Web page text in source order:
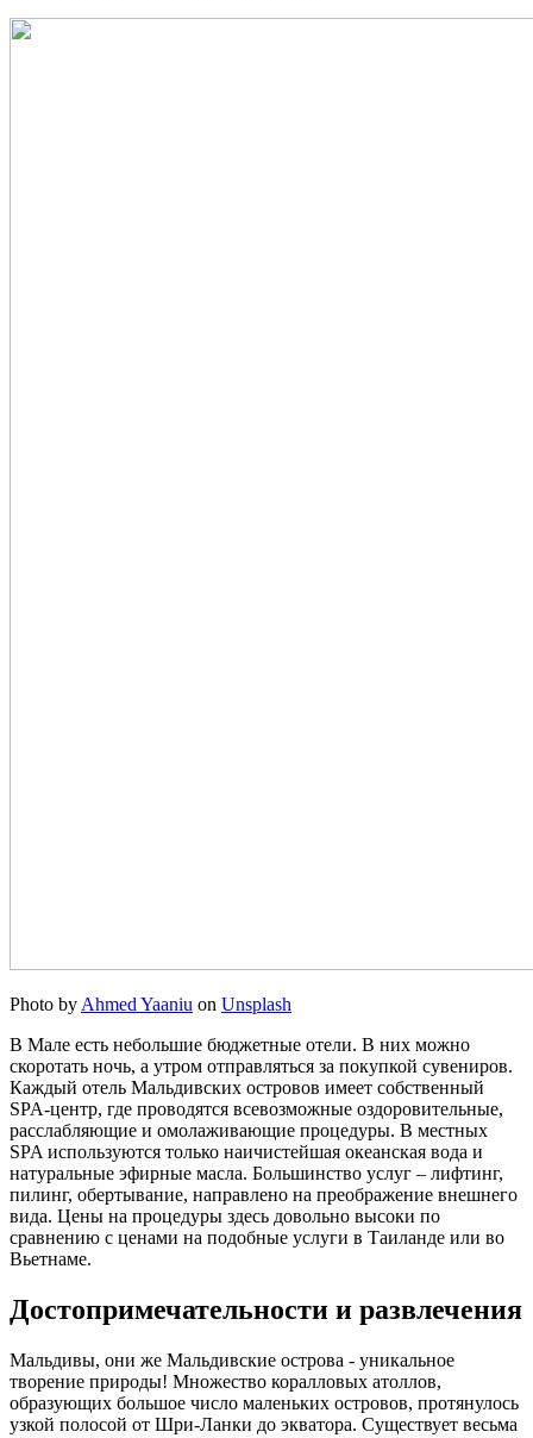
Photo by Ahmed Yaaniu on Unsplash
В Мале есть небольшие бюджетные отели. В них можно
скоротать ночь, а утром отправляться за покупкой сувениров.
Каждый отель Мальдивских островов имеет собственный
SPA-центр, где проводятся всевозможные оздоровительные,
расслабляющие и омолаживающие процедуры. В местных
SPA используются только наичистейшая океанская вода и
натуральные эфирные масла. Большинство услуг – лифтинг,
пилинг, обертывание, направлено на преображение внешнего
вида. Цены на процедуры здесь довольно высоки по
сравнению с ценами на подобные услуги в Таиланде или во
Вьетнаме.
Достопримечательности и развлечения
Мальдивы, они же Мальдивские острова - уникальное
творение природы! Множество коралловых атоллов,
образующих большое число маленьких островов, протянулось
узкой полосой от Шри-Ланки до экватора. Существует весьма